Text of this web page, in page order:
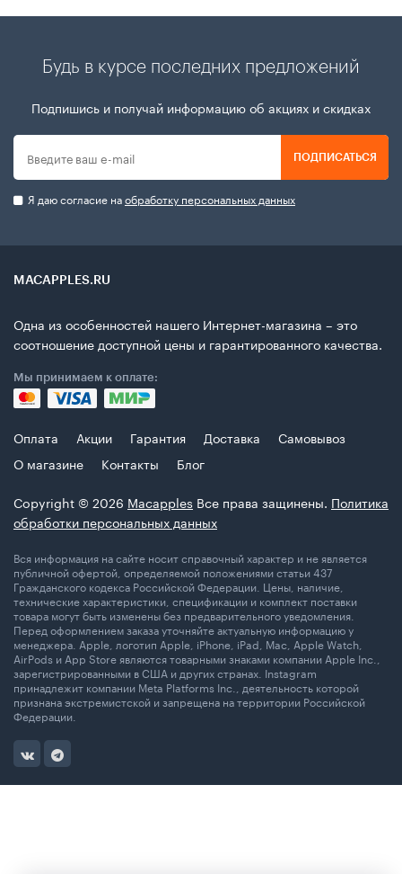
Будь в курсе последних предложений
Подпишись и получай информацию об акциях и скидках
ПОДПИСАТЬСЯ
Я даю согласие наобработку персональных данных
MACAPPLES.RU
Одна из особенностей нашего Интернет-магазина – это
соотношение доступной цены и гарантированного качества.
Мы принимаем к оплате:
Оплата Акции Гарантия Доставка
Самовывоз
О магазине
Контакты
Блог
Copyright © 2026 Macapples Все права защинены. Политика
обработки персональных данных
Вся информация на сайте носит справочный характер и не является
публичной офертой, определяемой положениями статьи 437
Гражданского кодекса Российской Федерации. Цены, наличие,
технические характеристики, спецификации и комплект поставки
товара могут быть изменены без предварительного уведомления.
Перед оформлением заказа уточняйте актуальную информацию у
менеджера. Apple, логотип Apple, iPhone, iPad, Mac, Apple Watch,
AirPods и App Store являются товарными знаками компании Apple Inc.,
зарегистрированными в США и других странах. Instagram
принадлежит компании Meta Platforms Inc., деятельность которой
признана экстремистской и запрещена на территории Российской
Федерации.